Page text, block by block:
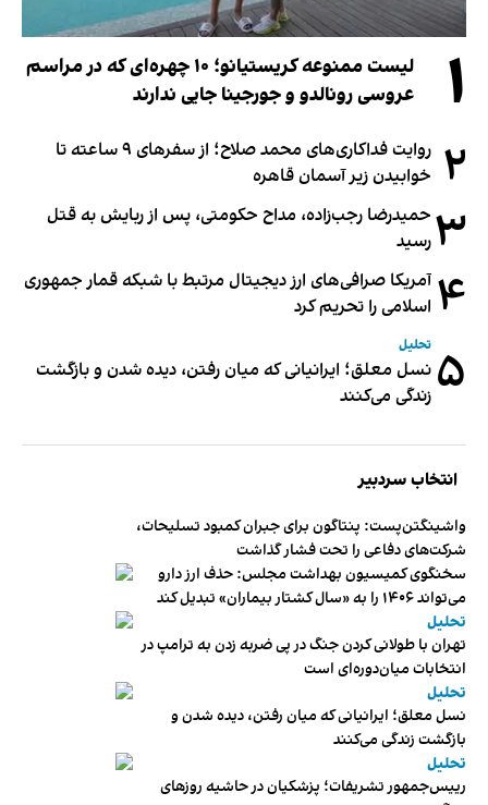
۱
لیست ممنوعه کریستیانو؛ ۱۰ چهره‌ای که در مراسم
عروسی رونالدو و جورجینا جایی ندارند
۲
روایت فداکاری‌های محمد صلاح؛ از سفرهای ۹ ساعته تا
خوابیدن زیر آسمان قاهره
۳ حمیدرضا رجب‌زاده، مداح حکومتی، پس از ربایش به قتل
رسید
۴ آمریکا صرافی‌های ارز دیجیتال مرتبط با شبکه قمار جمهوری
اسلامی را تحریم کرد
۵ تحلیل
نسل معلق؛ ایرانیانی که میان رفتن، دیده شدن و بازگشت
زندگی می‌کنند
انتخاب سردبیر
واشینگتن‌پست: پنتاگون برای جبران کمبود تسلیحات،
شرکت‌های دفاعی را تحت فشار گذاشت
سخنگوی کمیسیون بهداشت مجلس: حذف ارز دارو
می‌تواند ۱۴۰۶ را به «سال کشتار بیماران» تبدیل کند
تحلیل
تهران با طولانی کردن جنگ در پی ضربه زدن به ترامپ در
انتخابات میان‌دوره‌ای است
تحلیل
نسل معلق؛ ایرانیانی که میان رفتن، دیده شدن و
بازگشت زندگی می‌کنند
تحلیل
رییس‌جمهور تشریفات؛ پزشکیان در حاشیه روزهای